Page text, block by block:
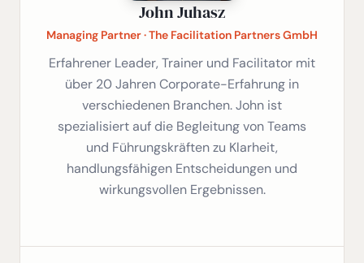
John Juhasz
Managing Partner · The Facilitation Partners GmbH
Erfahrener Leader, Trainer und Facilitator mit
über 20 Jahren Corporate-Erfahrung in
verschiedenen Branchen. John ist
spezialisiert auf die Begleitung von Teams
und Führungskräften zu Klarheit,
handlungsfähigen Entscheidungen und
wirkungsvollen Ergebnissen.